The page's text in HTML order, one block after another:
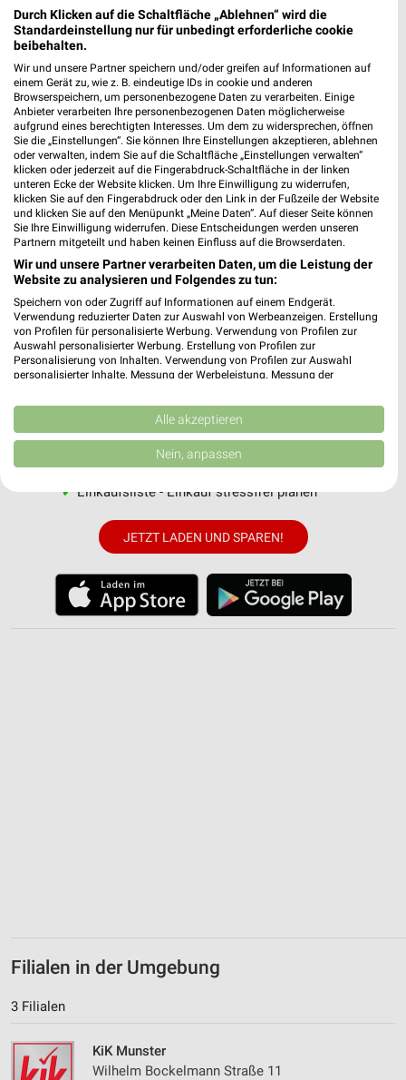
MEHR PROSPEKTE
weekli - Prospekte & Angebote App
Alle Kik Angebote immer griffbereit – mit der kostenlosen
✔Standortgenaue Angebote
Folge deinem Lieblingshändler
✔Einkaufsliste - Einkauf stressfrei planen
JETZT LADEN UND SPAREN!
Filialen in der Umgebung
3 Filialen
KiK Munster
Wilhelm Bockelmann Straße 11
Durch Klicken auf die Schaltfläche „Ablehnen“ wird die
Standardeinstellung nur für unbedingt erforderliche cookie
beibehalten.
Wir und unsere Partner speichern und/oder greifen auf Informationen auf
einem Gerät zu, wie z. B. eindeutige IDs in cookie und anderen
Browserspeichern, um personenbezogene Daten zu verarbeiten. Einige
Anbieter verarbeiten Ihre personenbezogenen Daten möglicherweise
aufgrund eines berechtigten Interesses. Um dem zu widersprechen, öffnen
Sie die „Einstellungen“. Sie können Ihre Einstellungen akzeptieren, ablehnen
oder verwalten, indem Sie auf die Schaltfläche „Einstellungen verwalten“
klicken oder jederzeit auf die Fingerabdruck-Schaltfläche in der linken
unteren Ecke der Website klicken. Um Ihre Einwilligung zu widerrufen,
klicken Sie auf den Fingerabdruck oder den Link in der Fußzeile der Website
und klicken Sie auf den Menüpunkt „Meine Daten“. Auf dieser Seite können
Sie Ihre Einwilligung widerrufen. Diese Entscheidungen werden unseren
Partnern mitgeteilt und haben keinen Einfluss auf die Browserdaten.
Wir und unsere Partner verarbeiten Daten, um die Leistung der
Website zu analysieren und Folgendes zu tun:
Speichern von oder Zugriff auf Informationen auf einem Endgerät.
Verwendung reduzierter Daten zur Auswahl von Werbeanzeigen. Erstellung
von Profilen für personalisierte Werbung. Verwendung von Profilen zur
Auswahl personalisierter Werbung. Erstellung von Profilen zur
Personalisierung von Inhalten. Verwendung von Profilen zur Auswahl
personalisierter Inhalte. Messung der Werbeleistung. Messung der
Kombinationen von Daten aus verschiedenen Quellen. Entwicklung und
Verbesserung der Angebote. Verwendung reduzierter Daten zur Auswahl
von Inhalten.
Daten können außerhalb der Europäischen Union weitergegeben und in die
Website/App.
Partnerliste anzeigen (1 IAB-Anbieter)
Wir nutzen Ihre Daten für folgende Zwecke:
Speichern von oder Zugriff auf Informationen
auf einem Endgerät
Analyse von Zielgruppen durch Statistiken oder
Kombinationen von Daten aus verschiedenen
Quellen
Entwicklung und Verbesserung der Angebote
Alle akzeptieren
Nein, anpassen